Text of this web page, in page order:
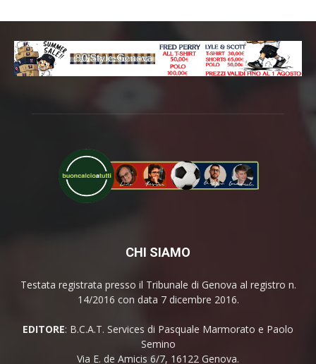
CHI SIAMO
Testata registrata presso il Tribunale di Genova al registro n.
14/2016 con data 7 dicembre 2016.
EDITORE: B.C.A.T. Services di Pasquale Marmorato e Paolo
Semino
Via E. de Amicis 6/7, 16122 Genova.